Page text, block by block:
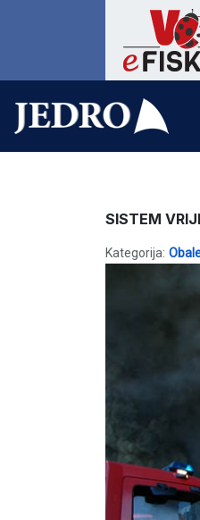
SISTEM
Kategorija: